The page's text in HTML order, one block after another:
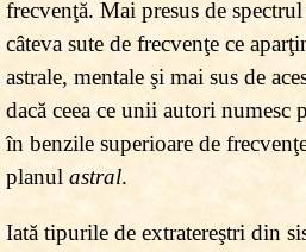
frecvenţă. Mai presus de
câteva sute de frecvenţe ce
astrale, mentale şi mai sus de
dacă ceea ce unii autori numesc
în benzile superioare de
planul astral.
Iată tipurile de extratereştri din